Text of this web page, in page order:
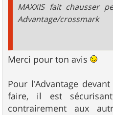
MAXXIS fait chausser
Advantage/crossmark
Merci pour ton avis
Pour l'Advantage
faire, il est
contrairement aux